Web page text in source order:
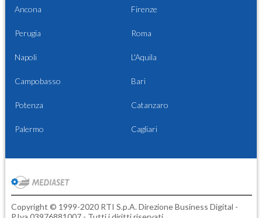
Ancona Firenze
Perugia Roma
Napoli L'Aquila
Campobasso Bari
Potenza Catanzaro
Palermo Cagliari
Copyright © 1999-2020 RTI S.p.A. Direzione Business Digital -